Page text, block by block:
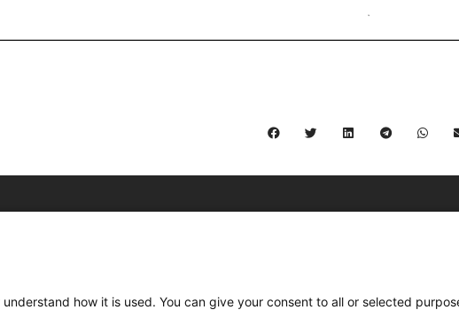
how it is used. You can give your consent to all or selected